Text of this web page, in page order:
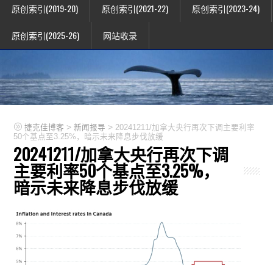
原创索引(2019-20) 原创索引(2021-22) 原创索引(2023-24)
原创索引(2025-26) 网站收录
捷克佳博客 >新闻报导 > 20241211/加拿大央行再次下调主要利率
50个基点至3.25%，暗示未来降息步伐放缓
20241211/加拿大央行再次下调
主要利率50个基点至3.25%，
暗示未来降息步伐放缓